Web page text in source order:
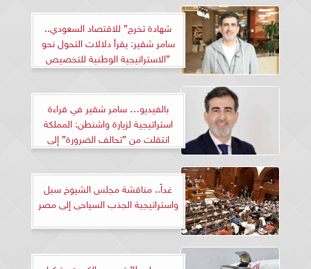
شهادة تخرج” للاقتصاد السعودي..
سامر شقير: يقرأ دلالات التحول نحو
”الاستراتيجية الوطنية للتخصيص
بالفيديو… سامر شقير في قراءة
استراتيجية لزيارة واشنطن: المملكة
انتقلت من ”تحالف الضرورة” إلى
”هندسة المستقبل”
غداً.. مناقشة مجلس الشيوخ سبل
واستراتيجية الجذب السياحى إلى مصر